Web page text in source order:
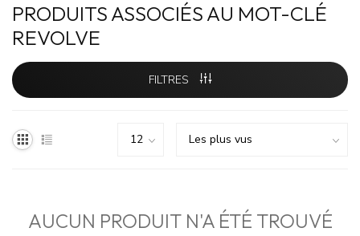
PRODUITS ASSOCIÉS AU MOT-CLÉ
REVOLVE
FILTRES
AUCUN PRODUIT N'A ÉTÉ TROUVÉ